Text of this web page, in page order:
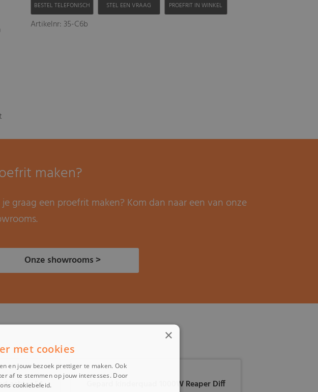
BESTEL TELEFONISCH STEL EEN VRAAG PROEFRIT IN WINKEL
Artikelnr: 35-C6b
maken?
graag een proefrit maken? Kom dan naar een van onze
Onze showrooms >
achter 54
Gepard kinderquad 1000W Reaper Diff
×
met cookies
en jouw bezoek prettiger te maken. Ook
af te stemmen op jouw interesses. Door
cookiebeleid.